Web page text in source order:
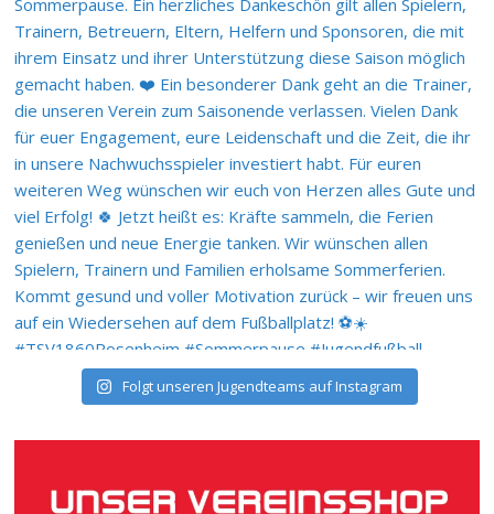
Folgt unseren Jugendteams auf Instagram